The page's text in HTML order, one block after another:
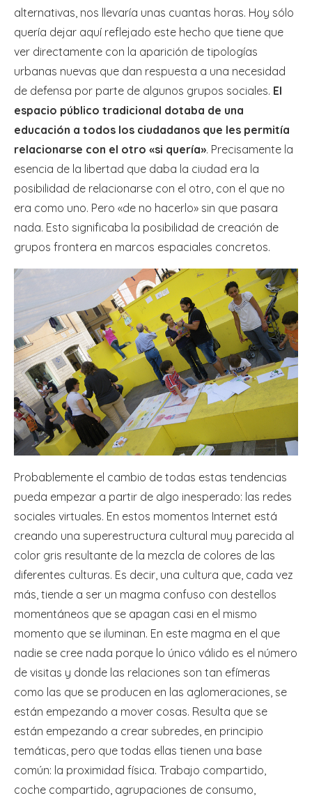
alternativas, nos llevaría unas cuantas horas. Hoy sólo
quería dejar aquí reflejado este hecho que tiene que
ver directamente con la aparición de tipologías
urbanas nuevas que dan respuesta a una necesidad
de defensa por parte de algunos grupos sociales. El
espacio público tradicional dotaba de una
educación a todos los ciudadanos que les permitía
relacionarse con el otro «si quería». Precisamente la
esencia de la libertad que daba la ciudad era la
posibilidad de relacionarse con el otro, con el que no
era como uno. Pero «de no hacerlo» sin que pasara
nada. Esto significaba la posibilidad de creación de
grupos frontera en marcos espaciales concretos.
Probablemente el cambio de todas estas tendencias
pueda empezar a partir de algo inesperado: las redes
sociales virtuales. En estos momentos Internet está
creando una superestructura cultural muy parecida al
color gris resultante de la mezcla de colores de las
diferentes culturas. Es decir, una cultura que, cada vez
más, tiende a ser un magma confuso con destellos
momentáneos que se apagan casi en el mismo
momento que se iluminan. En este magma en el que
nadie se cree nada porque lo único válido es el número
de visitas y donde las relaciones son tan efímeras
como las que se producen en las aglomeraciones, se
están empezando a mover cosas. Resulta que se
están empezando a crear subredes, en principio
temáticas, pero que todas ellas tienen una base
común: la proximidad física. Trabajo compartido,
coche compartido, agrupaciones de consumo,